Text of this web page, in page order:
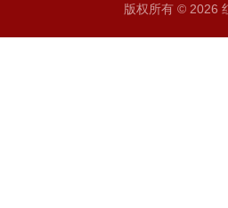
版权所有 © 2026